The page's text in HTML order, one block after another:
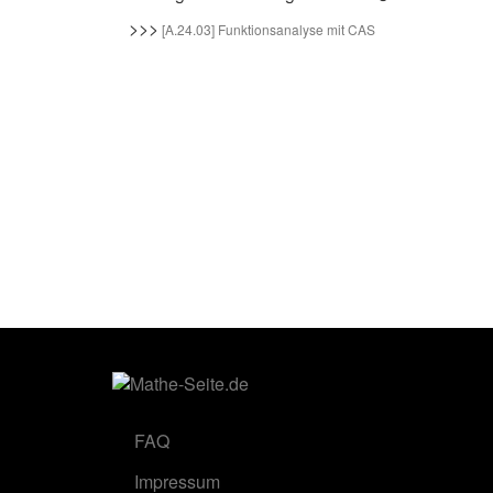
>>> [A.24.03] Funktionsanalyse mit CAS
FAQ
Impressum